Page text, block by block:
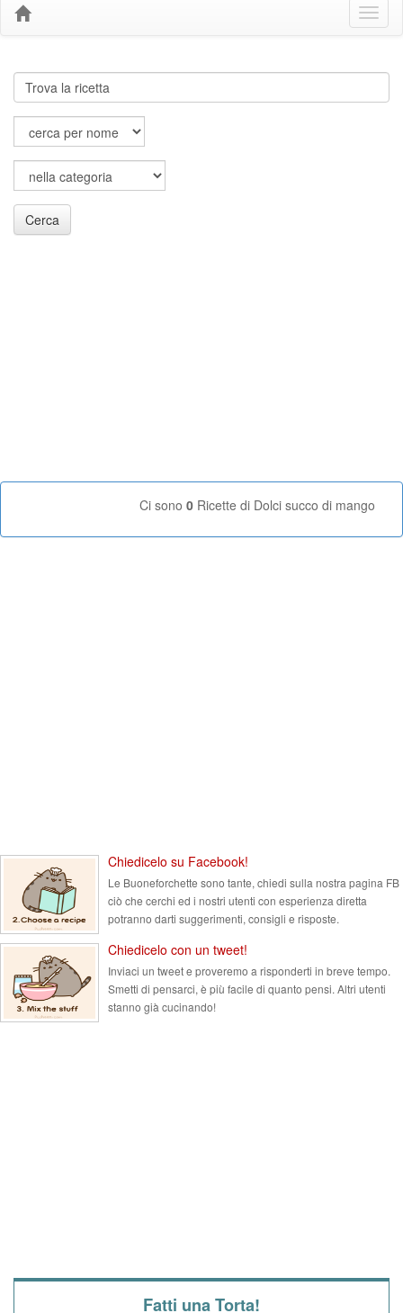
Menu
Down
Cerca
Cerca
Ci sono 0 Ricette di Dolci succo di mango
Chiedicelo su Facebook!
Le Buoneforchette sono tante, chiedi sulla nostra pagina FB
ciò che cerchi ed i nostri utenti con esperienza diretta
potranno darti suggerimenti, consigli e risposte.
Chiedicelo con un tweet!
Inviaci un tweet e proveremo a risponderti in breve tempo.
Smetti di pensarci, è più facile di quanto pensi. Altri utenti
stanno già cucinando!
Fatti una Torta!